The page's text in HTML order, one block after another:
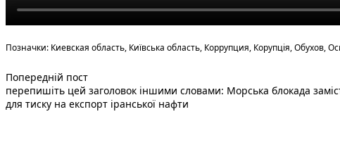
Теги:
Позначки: Киевская область, Київська область, Коррупция, Корупція,Обухов,
Навігація
записів
Попередній постПопередній запис:
перепишіть цей заголовок іншими словами: Морська блокада
для тиску на експорт іранської нафти